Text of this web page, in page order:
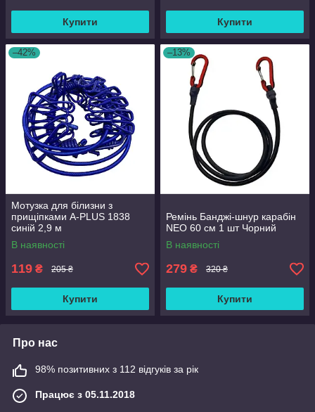
Купити Купити
–42%
Мотузка для білизни з
прищіпками A-PLUS 1838
синій 2,9 м
В наявності
119 ₴ 205 ₴
Купити
–13%
Ремінь Банджі-шнур карабін
NEO 60 см 1 шт Чорний
В наявності
279 ₴ 320 ₴
Купити
Про нас
98% позитивних з 112 відгуків за рік
Працює з 05.11.2018